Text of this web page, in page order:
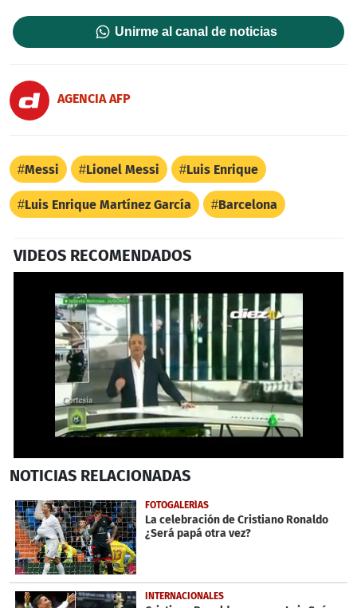
Unirme al canal de noticias
AGENCIA AFP
Messi Lionel Messi Luis Enrique
Luis Enrique Martínez García Barcelona
VIDEOS RECOMENDADOS
seconds
1
minute,
44
seconds
NOTICIAS RELACIONADAS
FOTOGALERÍAS
La celebración de Cristiano Ronaldo
¿Será papá otra vez?
INTERNACIONALES